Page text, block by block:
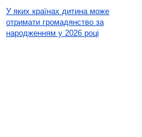
У яких країнах дитина може
отримати громадянство за
народженням у 2026 році